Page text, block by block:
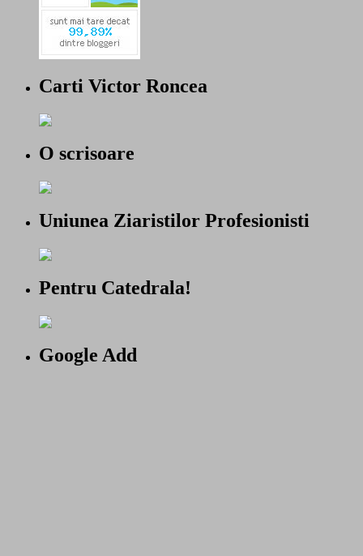
Carti Victor Roncea
O scrisoare
Uniunea Ziaristilor Profesionisti
Pentru Catedrala!
Google Add